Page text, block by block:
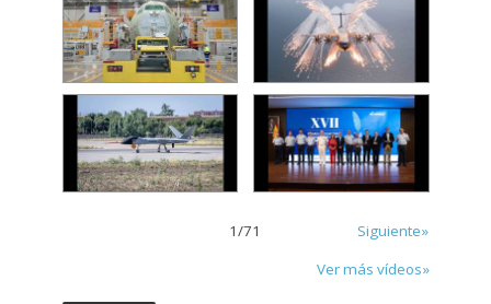
1/71
Siguiente»
Ver más vídeos»